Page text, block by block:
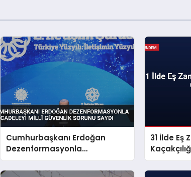
Cumhurbaşkanı Erdoğan
Dezenformasyonla
Mücadeleyi Millî Güvenlik
Sorunu Saydı
31 İlde Eş